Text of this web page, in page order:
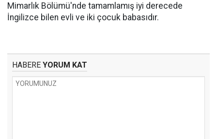
Mimarlık Bölümü'nde tamamlamış iyi derecede
İngilizce bilen evli ve iki çocuk babasıdır.
HABERE YORUM KAT